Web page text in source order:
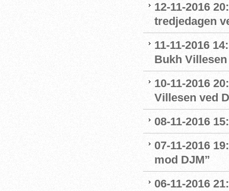
12-11-2016
tredjedagen
11-11-2016
Bukh Villesen
10-11-2016
Villesen ved
08-11-2016
07-11-2016
mod DJM”
06-11-2016